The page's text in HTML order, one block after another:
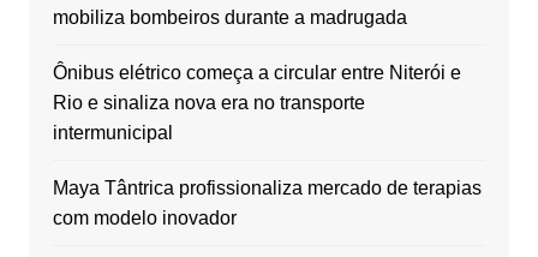
mobiliza bombeiros durante a madrugada
Ônibus elétrico começa a circular entre Niterói e
Rio e sinaliza nova era no transporte
intermunicipal
Maya Tântrica profissionaliza mercado de terapias
com modelo inovador